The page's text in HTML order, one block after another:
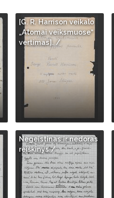
[G. R. Harrison veikalo
„Atomai veiksmuose“
vertimas]. /
Negeistinas ir nedoras
reiškinys /